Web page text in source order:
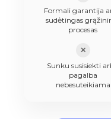
Formali garantija
sudėtingas
procesas
✕
Sunku susisiekti
pagalba
nebesuteikiama